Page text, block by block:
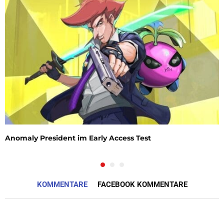
Anomaly President im Early Access Test
KOMMENTARE FACEBOOK KOMMENTARE